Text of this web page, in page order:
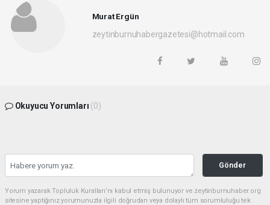
Murat Ergün
zeytinburnuhabergazetesi@hotmail.com
Okuyucu Yorumları (0)
Gönder
Yorum yazarak Topluluk Kuralları’nı kabul etmiş bulunuyor ve zeytinburnuhaber.org
sitesine yaptığınız yorumunuzla ilgili doğrudan veya dolaylı tüm sorumluluğu tek